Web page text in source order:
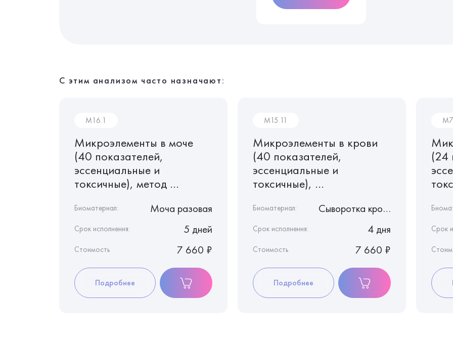
С этим анализом часто назначают:
M16.1
Микроэлементы в моче
(40 показателей,
эссенциальные и
токсичные), метод ...
Биоматериал: Моча разовая
Срок исполнения: 5 дней
Стоимость 7 660 ₽
Подробнее
M15.11
Микроэлементы в крови
(40 показателей,
эссенциальные и
токсичные), ...
Биоматериал: Сыворотка крови
Срок исполнения: 4 дня
Стоимость 7 660 ₽
Подробнее
(24
Срок